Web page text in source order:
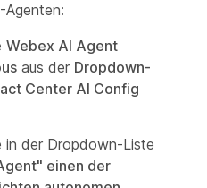
Agenten:
Webex AI Agent
aus der Dropdown-
Center AI Config
in der Dropdown-Liste
einen der